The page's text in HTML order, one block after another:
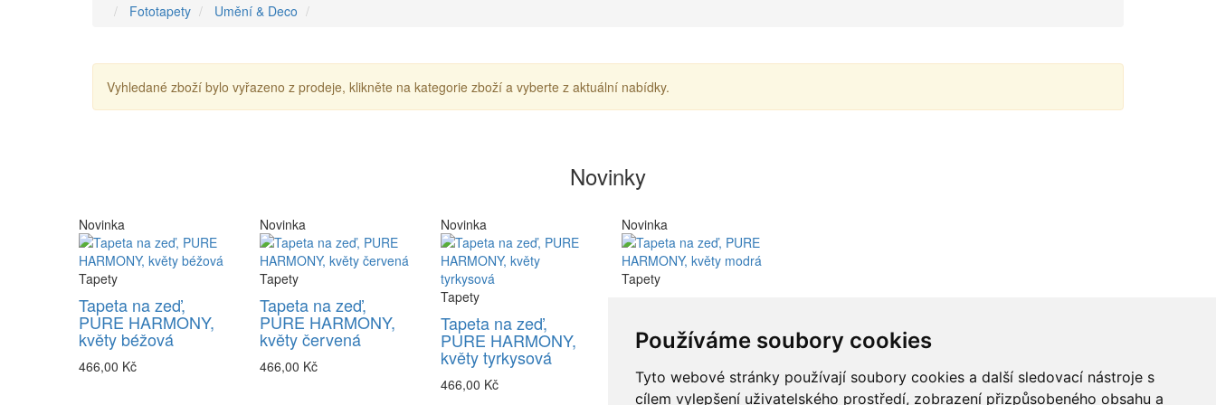
Používáme soubory cookies
Tyto webové stránky používají soubory cookies a další sledovací nástroje s
cílem vylepšení uživatelského prostředí, zobrazení přizpůsobeného obsahu a
Fototapety Umění & Deco
Vyhledané zboží bylo vyřazeno z prodeje, klikněte na kategorie zboží a vyberte z aktuální nabídky.
Novinky
Novinka
Tapety
Tapeta na zeď,
PURE HARMONY,
květy béžová
466,00 Kč
Novinka
Tapety
Tapeta na zeď,
PURE HARMONY,
květy červená
466,00 Kč
Novinka
Tapety
Tapeta na zeď,
PURE HARMONY,
květy tyrkysová
466,00 Kč
Novinka
Tapety
květy modrá